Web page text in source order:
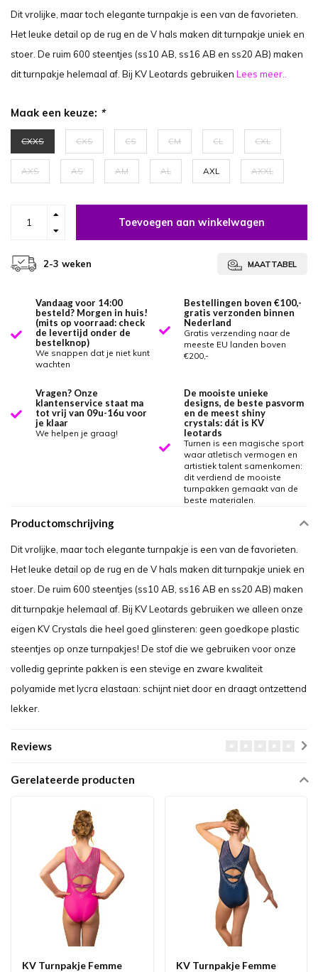
Dit vrolijke, maar toch elegante turnpakje is een van de favorieten.
Het leuke detail op de rug en de V hals maken dit turnpakje uniek en
stoer. De ruim 600 steentjes (ss10 AB, ss16 AB en ss20 AB) maken
dit turnpakje helemaal af. Bij KV Leotards gebruiken Lees meer..
Maak een keuze: *
CXXS CXS CS CM CL CXL
AXS AS AM AL AXL AXXL
Toevoegen aan winkelwagen
2-3 weken MAATTABEL
Vandaag voor 14:00
besteld? Morgen in huis!
(mits op voorraad: check
de levertijd onder de
bestelknop)
We snappen dat je niet kunt
wachten
Bestellingen boven €100,-
gratis verzonden binnen
Nederland
Gratis verzending naar de
meeste EU landen boven
€200,-
Vragen? Onze
klantenservice staat ma
tot vrij van 09u-16u voor
je klaar
We helpen je graag!
De mooiste unieke
designs, de beste pasvorm
en de meest shiny
crystals: dát is KV
leotards
Turnen is een magische sport
waar atletisch vermogen en
artistiek talent samenkomen:
dit verdiend de mooiste
turnpakken gemaakt van de
beste materialen.
Productomschrijving
Dit vrolijke, maar toch elegante turnpakje is een van de favorieten.
Het leuke detail op de rug en de V hals maken dit turnpakje uniek en
stoer. De ruim 600 steentjes (ss10 AB, ss16 AB en ss20 AB) maken
dit turnpakje helemaal af. Bij KV Leotards gebruiken we alleen onze
eigen KV Crystals die heel goed glinsteren: geen goedkope plastic
steentjes op onze turnpakjes! De stof die we gebruiken voor onze
volledig geprinte pakken is een stevige en zware kwaliteit
polyamide met lycra elastaan: schijnt niet door en draagt ontzettend
lekker.
Reviews
Gerelateerde producten
KV Turnpakje Femme
KV Turnpakje Femme